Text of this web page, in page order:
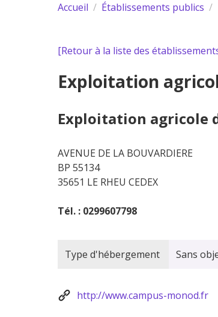
Accueil Établissements publics
[Retour à la liste des
Exploitation
Exploitation agricole
AVENUE DE LA BOUVARDIERE
BP 55134
35651 LE RHEU CEDEX
Tél. : 0299607798
Type d'hébergement Sans
http://www.campus-monod.fr